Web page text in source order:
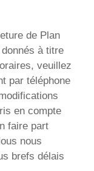
de Plan
à titre
veuillez
par téléphone
en compte
faire part
nous
brefs délais